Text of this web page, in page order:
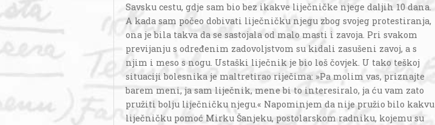
Savsku cestu, gdje sam bio bez ikakve liječničke njege daljih 10 dana.
A kada sam počeo dobivati liječničku njegu zbog svojeg protestiranja,
ona je bila takva da se sastojala od malo masti i zavoja. Pri svakom
previjanju s određenim zadovoljstvom su kidali zasušeni zavoj, a s
njim i meso s nogu. Ustaški liječnik je bio loš čovjek. U tako teškoj
situaciji bolesnika je maltretirao riječima: »Pa molim vas, priznajte
barem meni, ja sam liječnik, mene bi to interesiralo, ja ću vam zato
pružiti bolju liječničku njegu.« Napominjem da nije pružio bilo kakvu
liječničku pomoć Mirku Šanjeku, postolarskom radniku, kojemu su